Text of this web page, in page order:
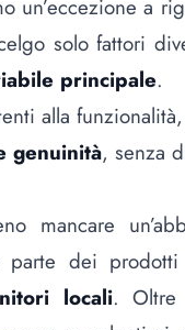
un’eccezione a
solo fattori
principale.
alla
genuinità, senza
mancare
dei prodotti
locali. Oltre